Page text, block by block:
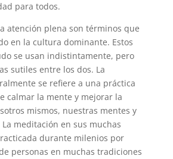
para todos.
atención plena son términos que
en la cultura dominante. Estos
se usan indistintamente, pero
sutiles entre los dos. La
se refiere a una práctica
calmar la mente y mejorar la
mismos, nuestras mentes y
meditación en sus muchas
durante milenios por
personas en muchas tradiciones